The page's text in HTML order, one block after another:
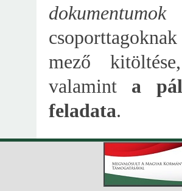
mező
valamint a
feladata.